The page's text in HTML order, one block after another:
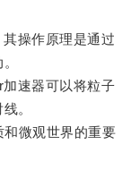
操作原理是通过
速器可以将粒子
。
微观世界的重要